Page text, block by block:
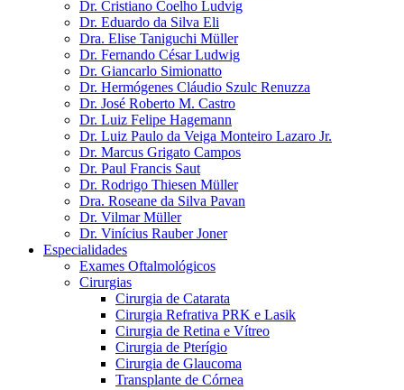
Dr. Cristiano Coelho Ludvig
Dr. Eduardo da Silva Eli
Dra. Elise Taniguchi Müller
Dr. Fernando César Ludwig
Dr. Giancarlo Simionatto
Dr. Hermógenes Cláudio Szulc Renuzza
Dr. José Roberto M. Castro
Dr. Luiz Felipe Hagemann
Dr. Luiz Paulo da Veiga Monteiro Lazaro Jr.
Dr. Marcus Grigato Campos
Dr. Paul Francis Saut
Dr. Rodrigo Thiesen Müller
Dra. Roseane da Silva Pavan
Dr. Vilmar Müller
Dr. Vinícius Rauber Joner
Especialidades
Exames Oftalmológicos
Cirurgias
Cirurgia de Catarata
Cirurgia Refrativa PRK e Lasik
Cirurgia de Retina e Vítreo
Cirurgia de Pterígio
Cirurgia de Glaucoma
Transplante de Córnea